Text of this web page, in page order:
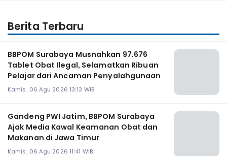
Berita Terbaru
BBPOM Surabaya Musnahkan 97.676
Tablet Obat Ilegal, Selamatkan Ribuan
Pelajar dari Ancaman Penyalahgunaan
Kamis, 06 Agu 2026 13:13 WIB
Gandeng PWI Jatim, BBPOM Surabaya
Ajak Media Kawal Keamanan Obat dan
Makanan di Jawa Timur
Kamis, 06 Agu 2026 11:41 WIB